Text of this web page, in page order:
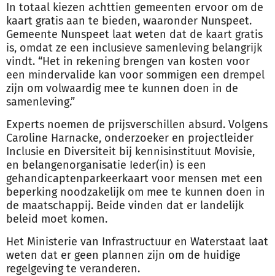
In totaal kiezen achttien gemeenten ervoor om de
kaart gratis aan te bieden, waaronder Nunspeet.
Gemeente Nunspeet laat weten dat de kaart gratis
is, omdat ze een inclusieve samenleving belangrijk
vindt. “Het in rekening brengen van kosten voor
een mindervalide kan voor sommigen een drempel
zijn om volwaardig mee te kunnen doen in de
samenleving.”
Experts noemen de prijsverschillen absurd. Volgens
Caroline Harnacke, onderzoeker en projectleider
Inclusie en Diversiteit bij kennisinstituut Movisie,
en belangenorganisatie Ieder(in) is een
gehandicaptenparkeerkaart voor mensen met een
beperking noodzakelijk om mee te kunnen doen in
de maatschappij. Beide vinden dat er landelijk
beleid moet komen.
Het Ministerie van Infrastructuur en Waterstaat laat
weten dat er geen plannen zijn om de huidige
regelgeving te veranderen.